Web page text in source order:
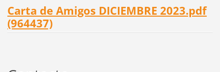
Carta de Amigos DICIEMBRE 2023.pdf
(964437)